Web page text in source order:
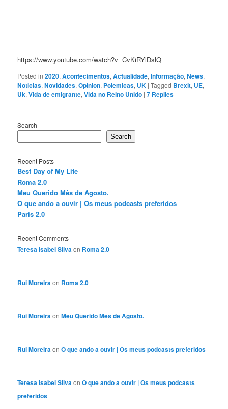
https://www.youtube.com/watch?v=CvKiRYlDslQ
Posted in 2020,Acontecimentos,Actualidade,Informação,News,
Noticias,Novidades,Opinion, Polemicas, UK |Tagged Brexit, UE,
Uk,Vida de emigrante,Vida no Reino Unido |7 Replies
Search
Search
Recent Posts
Best Day of My Life
Roma 2.0
Meu Querido Mês de Agosto.
O que ando a ouvir | Os meus podcasts preferidos
Paris 2.0
Recent Comments
Teresa Isabel Silvaon Roma 2.0
Rui Moreiraon Roma 2.0
Rui MoreiraonMeu Querido Mês de Agosto.
Rui MoreiraonO que ando a ouvir | Os meus podcasts preferidos
Teresa Isabel SilvaonO que ando a ouvir | Os meus podcasts
preferidos